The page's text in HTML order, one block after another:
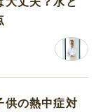
供の熱中症対